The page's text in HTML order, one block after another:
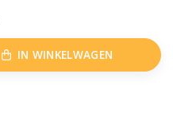
IN WINKELWAGEN